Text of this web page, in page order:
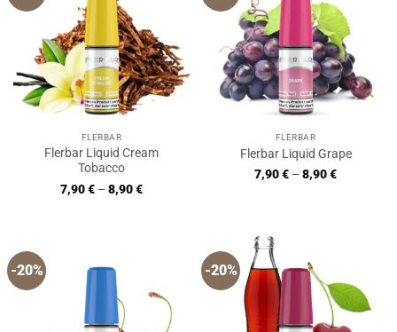
FLERBAR
Flerbar Liquid Cream
Tobacco
7,90€ – 8,90€
FLERBAR
Flerbar Liquid Grape
7,90€ – 8,90€
-20% -20%